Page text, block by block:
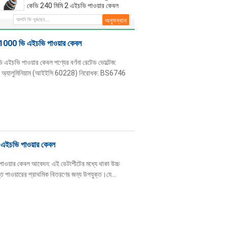
কেভি 240 মিমি 2 এইচভি পাওয়ার কেবল
ভি এইচভি পাওয়ার কেবল
পাওয়ার কেবল পণ্যের বর্ণনা রেটেড ভোল্টেজ:
(আইইসি 60228) নিরোধক: BS6746
পাওয়ার কেবল
কেবল আবেদন: এই ডেটাশীটের মধ্যে থাকা উচ্চ
পাওয়ারের প্রাথমিক বিতরণের জন্য উপযুক্ত।যে...